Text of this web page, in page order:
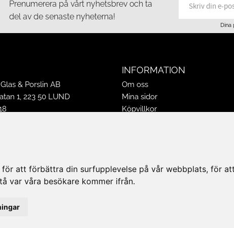
att förbättra din surfupplevelse på vår webbplats, för
var våra besökare kommer ifrån.
Prenumerera på vårt nyhetsbrev och ta
del av de senaste nyheterna!
Dina
& Porslin AB
1, 223 50 LUND
2026
INFORMATION
Om oss
Mina sidor
Köpvillkor